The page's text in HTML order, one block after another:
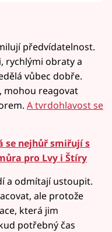
předvídatelnost.
rychlými obraty a
vůbec dobře.
mohou reagovat
A tvrdohlavost se
se nejhůř smiřují s
pro Lvy i Štíry
a odmítají ustoupit.
ale protože
která jim
potřebný čas